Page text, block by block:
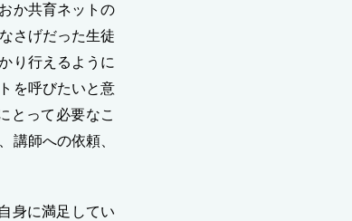
か共育ネットの
さげだった生徒
り行えるように
を呼びたいと意
とって必要なこ
講師への依頼、
身に満足してい